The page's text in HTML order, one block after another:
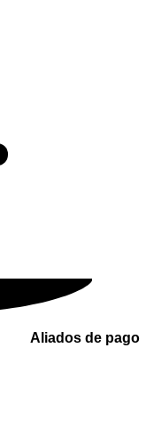
Aliados de pago